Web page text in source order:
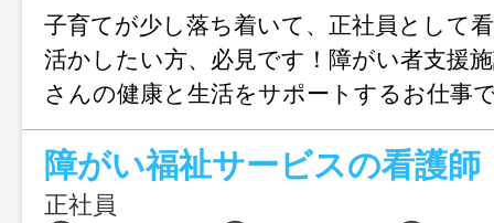
子育てが少し落ち着いて、正社員として
活かしたい方、必見です！障がい者支援
さんの健康と生活をサポートするお仕事
しやすい職場なので、そろそろ扶養内か
いと考えている方にもピッタリですよ♪
日祝休みのパートも同時募集中！】
障がい福祉サービスの看護師
正社員